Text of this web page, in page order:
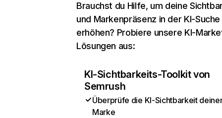
Brauchst du Hilfe, um deine
und Markenpräsenz in der KI-Suche
erhöhen? Probiere unsere KI-
Lösungen aus:
KI-Sichtbarkeits-Toolkit von
Semrush
Überprüfe die KI-Sichtbarkeit
Marke